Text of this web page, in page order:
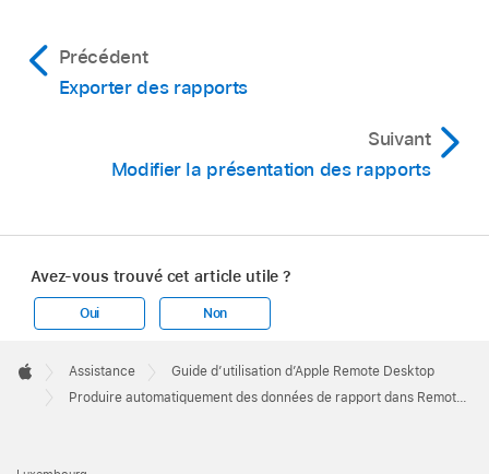
Précédent
Exporter des rapports
Suivant
Modifier la présentation des rapports
Avez-vous trouvé cet article utile ?
Oui Non
Footer

Apple
Assistance
Guide d’utilisation d’Apple Remote Desktop
Produire automatiquement des données de rapport dans Remote Desktop